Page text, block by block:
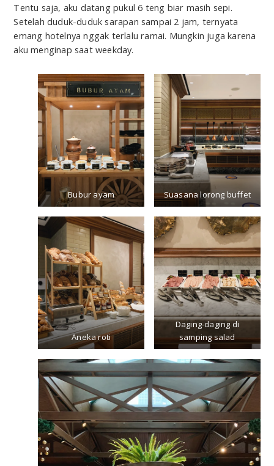
Tentu saja, aku datang pukul 6 teng biar masih sepi.
Setelah duduk-duduk sarapan sampai 2 jam, ternyata
emang hotelnya nggak terlalu ramai. Mungkin juga karena
aku menginap saat weekday.
Bubur ayam Suasana lorong buffet
Aneka roti
Daging-daging di
samping salad